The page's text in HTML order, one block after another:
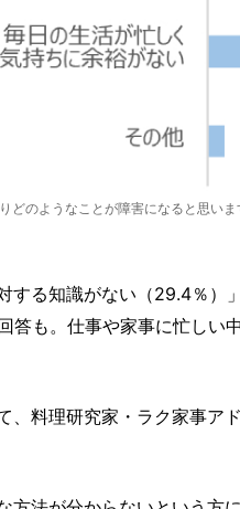
どのようなことが障害になると思いま
する知識がない（29.4％
答も。仕事や家事に忙しい
、料理研究家・ラク家事ア